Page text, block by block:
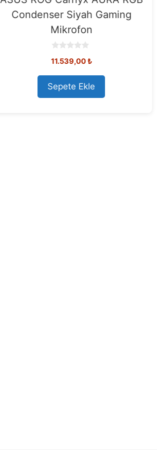
Condenser Siyah Gaming
Mikrofon
o
t
o
f
5
11.539,00₺
Sepete Ekle